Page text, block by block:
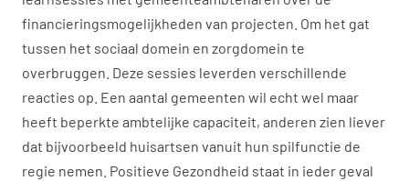
financieringsmogelijkheden van projecten. Om het gat
tussen het sociaal domein en zorgdomein te
overbruggen. Deze sessies leverden verschillende
reacties op. Een aantal gemeenten wil echt wel maar
heeft beperkte ambtelijke capaciteit, anderen zien liever
dat bijvoorbeeld huisartsen vanuit hun spilfunctie de
regie nemen. Positieve Gezondheid staat in ieder geval